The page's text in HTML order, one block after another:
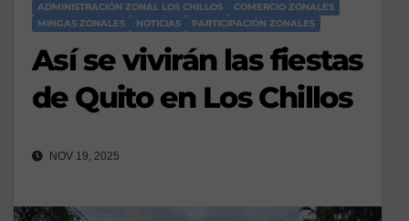
ADMINISTRACIÓN ZONAL LOS CHILLOS
COMERCIO ZONALES
MINGAS ZONALES
NOTICIAS PARTICIPACIÓN ZONALES
Así se vivirán las fiestas
de Quito en Los Chillos
NOV 19, 2025